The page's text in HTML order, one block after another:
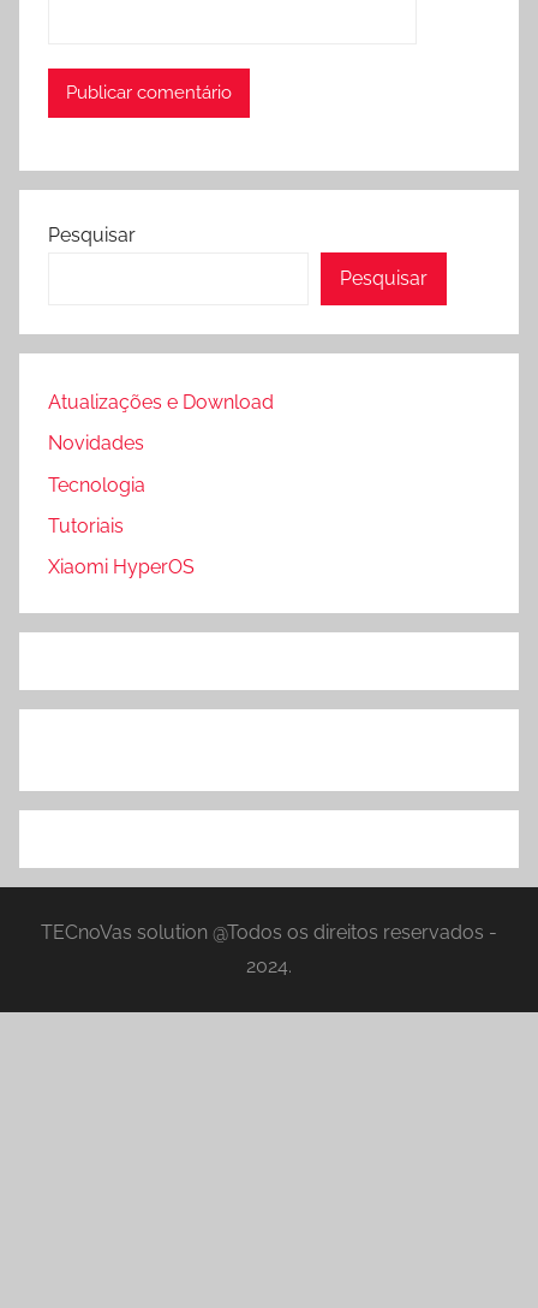
Pesquisar
Pesquisar
Atualizações e Download
Novidades
Tecnologia
Tutoriais
Xiaomi HyperOS
TECnoVas solution @Todos os direitos reservados -
2024.